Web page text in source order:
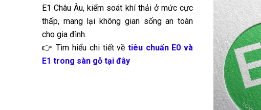
Điểm đặc biệt của Kaindl không chỉ nằm ở chất lượng sản
E1 Châu Âu, kiểm soát khí thải ở mức cực
thấp, mang lại không gian sống an toàn
cho gia đình.
👉 Tìm hiểu chi tiết về tiêu chuẩn E0 và
E1 trong sàn gỗ tại đây